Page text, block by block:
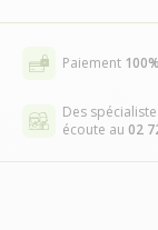
Paiement
Des
écoute au 02